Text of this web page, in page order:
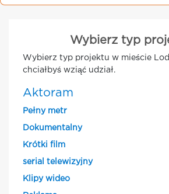
Wybierz typ
Wybierz typ projektu w mieście
chciałbyś wziąć udział.
Aktoram
Pełny metr
Dokumentalny
Krótki film
serial telewizyjny
Klipy wideo